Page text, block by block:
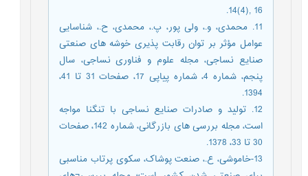
14(4), 16.
11. محمدی، و.، ولی پور، پ.، محمدی، ح.، شناسایی
عوامل مؤثر بر توان رقابت پذیری خوشه های صنعتی
صنایع نساجی، مجله علوم و فناوری نساجی، سال
پنجم، شماره 4، شماره پیاپی 17، صفحات 31 تا 41،
1394.
12. تولید و صادرات صنایع نساجی با تنگنا مواجه
است، مجله بررسی های بازرگانی، شماره 142، صفحات
30 تا 33، 1378.
13-خاموشی، ع.، صنعت پوشاک، سکوی پرتاب مناسبی